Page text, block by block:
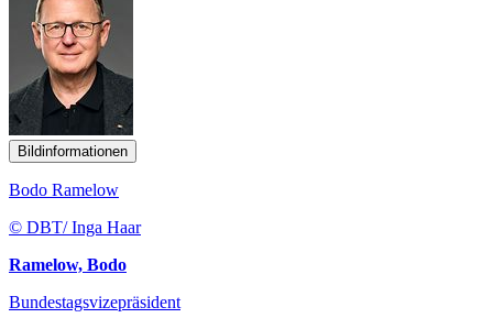
Bildinformationen
Bodo Ramelow
© DBT/ Inga Haar
Ramelow, Bodo
Bundestagsvizepräsident